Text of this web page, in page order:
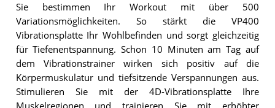
Sie bestimmen Ihr Workout mit über 500
Variationsmöglichkeiten. So stärkt die VP400
Vibrationsplatte Ihr Wohlbefinden und sorgt gleichzeitig
für Tiefenentspannung. Schon 10 Minuten am Tag auf
dem Vibrationstrainer wirken sich positiv auf die
Körpermuskulatur und tiefsitzende Verspannungen aus.
Stimulieren Sie mit der 4D-Vibrationsplatte Ihre